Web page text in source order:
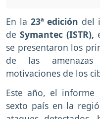
En la 23ª edición del
de Symantec (ISTR),
se presentaron los
de las amenazas
motivaciones de los
Este año, el informe
sexto país en la